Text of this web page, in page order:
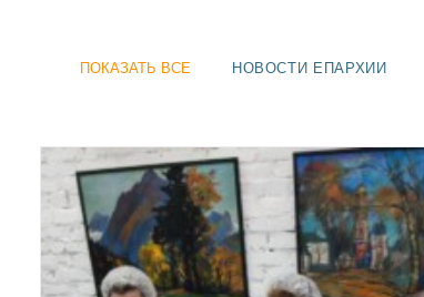
ПОКАЗАТЬ ВСЕ НОВОСТИ ЕПАРХИИ